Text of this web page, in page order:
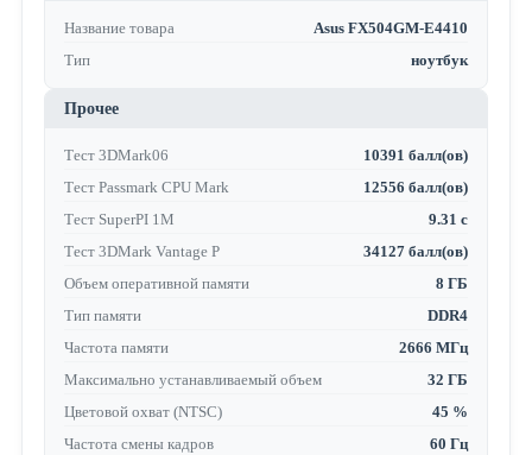
Название товара
Asus FX504GM-E4410
Тип
ноутбук
Прочее
Тест 3DMark06
10391 балл(ов)
Тест Passmark CPU Mark
12556 балл(ов)
Тест SuperPI 1M
9.31 с
Тест 3DMark Vantage P
34127 балл(ов)
Объем оперативной памяти
8 ГБ
Тип памяти
DDR4
Частота памяти
2666 МГц
Максимально устанавливаемый объем
32 ГБ
Цветовой охват (NTSC)
45 %
Частота смены кадров
60 Гц